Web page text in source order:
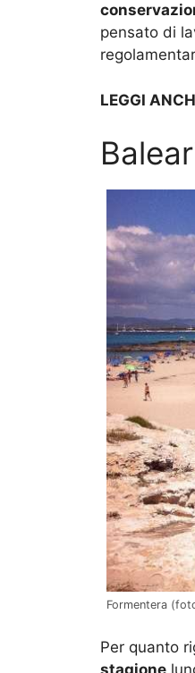
pensato di
LEGGI
Formentera
Per quanto
stagione